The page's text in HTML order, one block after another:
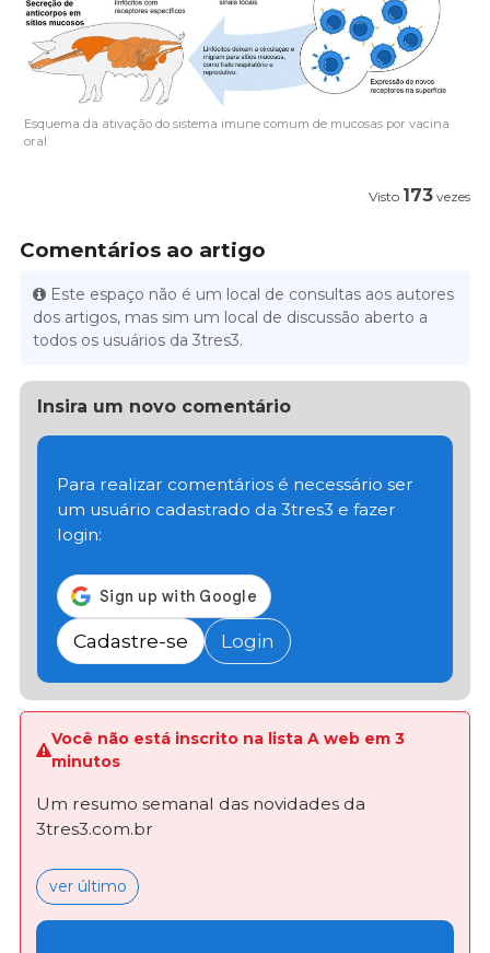
Esquema da ativação do sistema imune comum de mucosas por vacina
oral
Visto 173 vezes
Comentários ao artigo
Este espaço não é um local de consultas aos autores
dos artigos, mas sim um local de discussão aberto a
todos os usuários da 3tres3.
Insira um novo comentário
Para realizar comentários é necessário ser
um usuário cadastrado da 3tres3 e fazer
login:
Cadastre-se Login
Você não está inscrito na lista A web em 3
minutos
Um resumo semanal das novidades da
3tres3.com.br
ver último